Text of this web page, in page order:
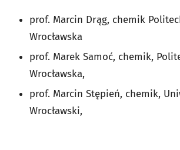
prof. Marcin Drąg, chemik
Wrocławska
prof. Marek Samoć, chemik,
Wrocławska,
prof. Marcin Stępień, chemik,
Wrocławski,